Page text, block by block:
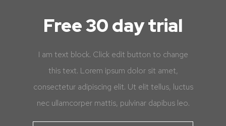
Free 30 day trial
I am text block. Click edit button to change
this text. Lorem ipsum dolor sit amet,
consectetur adipiscing elit. Ut elit tellus, luctus
nec ullamcorper mattis, pulvinar dapibus leo.